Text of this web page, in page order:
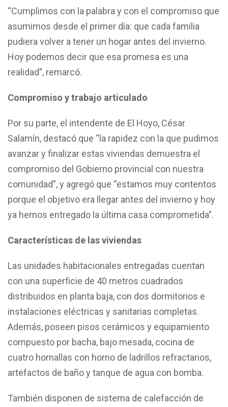
“Cumplimos con la palabra y con el compromiso que
asumimos desde el primer día: que cada familia
pudiera volver a tener un hogar antes del invierno.
Hoy podemos decir que esa promesa es una
realidad”, remarcó.
Compromiso y trabajo articulado
Por su parte, el intendente de El Hoyo, César
Salamín, destacó que “la rapidez con la que pudimos
avanzar y finalizar estas viviendas demuestra el
compromiso del Gobierno provincial con nuestra
comunidad”, y agregó que “estamos muy contentos
porque el objetivo era llegar antes del invierno y hoy
ya hemos entregado la última casa comprometida”.
Características de las viviendas
Las unidades habitacionales entregadas cuentan
con una superficie de 40 metros cuadrados
distribuidos en planta baja, con dos dormitorios e
instalaciones eléctricas y sanitarias completas.
Además, poseen pisos cerámicos y equipamiento
compuesto por bacha, bajo mesada, cocina de
cuatro hornallas con horno de ladrillos refractarios,
artefactos de baño y tanque de agua con bomba.
También disponen de sistema de calefacción de